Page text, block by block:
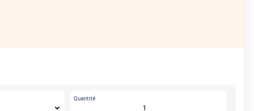
Quantité